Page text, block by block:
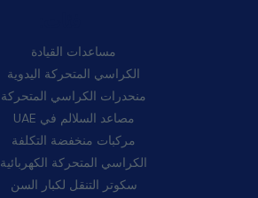
مساعدات القيادة
الكراسي المتحركة اليدوية
منحدرات الكراسي المتحركة
مصاعد السلالم في UAE
مركبات منخفضة التكلفة
الكراسي المتحركة الكهربائية
سكوتر التنقل لكبار السن